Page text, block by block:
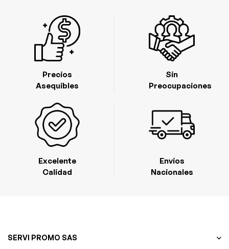
Excelente
Calidad
Precios
Asequibles
Envios
Nacionales
Sin
Preocupaciones
SERVI PROMO SAS